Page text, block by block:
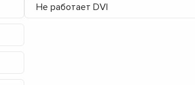
Не работает DVI